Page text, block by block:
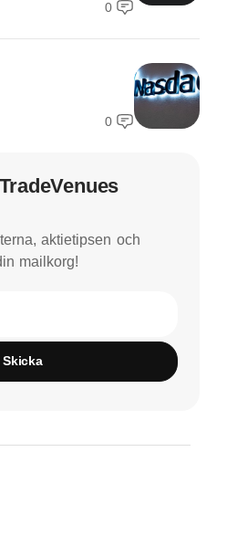
0
0
aktietipsen och
mailkorg!
Skicka